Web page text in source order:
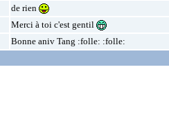
de rien
Merci à toi c'est gentil
Bonne aniv Tang :folle: :folle: